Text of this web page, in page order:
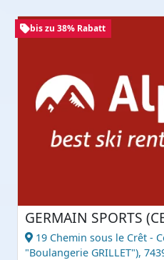
bis zu 38% Rabatt
GERMAIN SPORTS
19 Chemin sous le Crêt -
"Boulangerie GRILLET"),